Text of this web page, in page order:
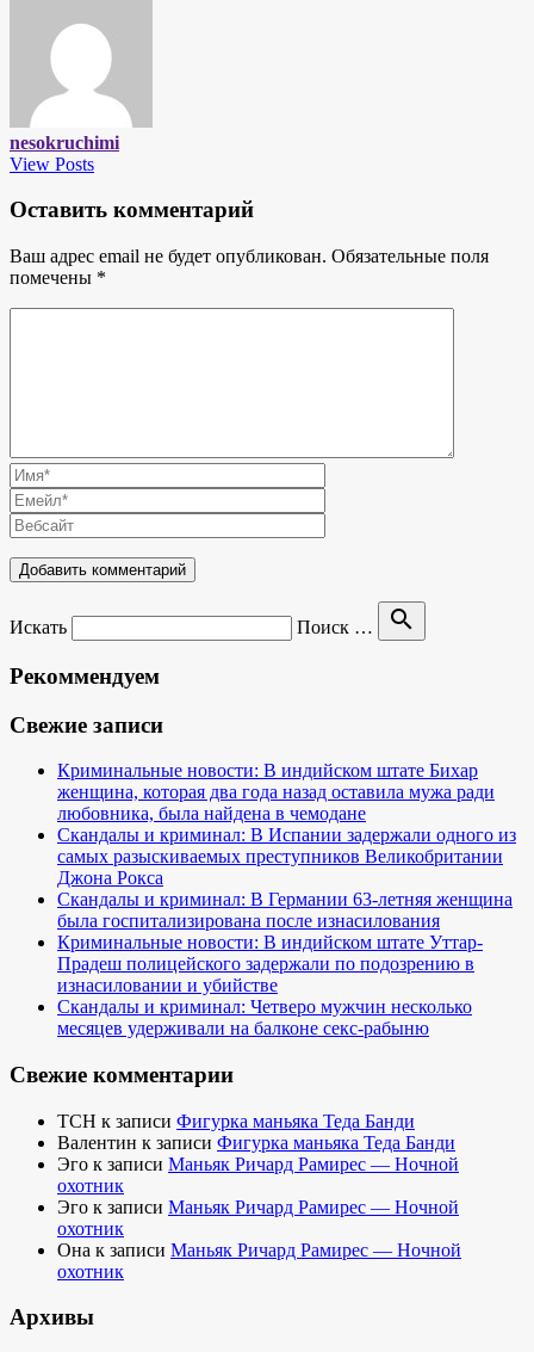
nesokruchimi
View Posts
Оставить комментарий
Ваш адрес email не будет опубликован. Обязательные поля
помечены *
Искать Поиск … search
Рекоммендуем
Свежие записи
Криминальные новости: В индийском штате Бихар
женщина, которая два года назад оставила мужа ради
любовника, была найдена в чемодане
Скандалы и криминал: В Испании задержали одного из
самых разыскиваемых преступников Великобритании
Джона Рокса
Скандалы и криминал: В Германии 63-летняя женщина
была госпитализирована после изнасилования
Криминальные новости: В индийском штате Уттар-
Прадеш полицейского задержали по подозрению в
изнасиловании и убийстве
Скандалы и криминал: Четверо мужчин несколько
месяцев удерживали на балконе секс-рабыню
Свежие комментарии
TCH к записи Фигурка маньяка Теда Банди
Валентин к записи Фигурка маньяка Теда Банди
Эго к записи Маньяк Ричард Рамирес — Ночной
охотник
Эго к записи Маньяк Ричард Рамирес — Ночной
охотник
Она к записи Маньяк Ричард Рамирес — Ночной
охотник
Архивы